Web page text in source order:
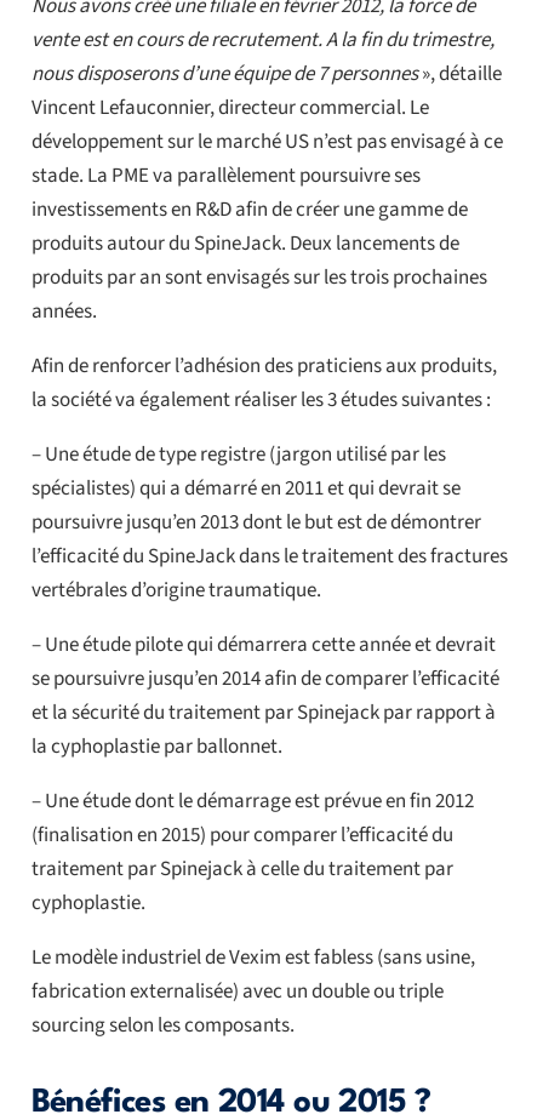
vente est en cours de recrutement. A la fin du trimestre,
nous disposerons d’une équipe de 7 personnes», détaille
Vincent Lefauconnier, directeur commercial. Le
développement sur le marché US n’est pas envisagé à ce
stade. La PME va parallèlement poursuivre ses
investissements en R&D afin de créer une gamme de
produits autour du SpineJack. Deux lancements de
produits par an sont envisagés sur les trois prochaines
années.
Afin de renforcer l’adhésion des praticiens aux produits,
la société va également réaliser les 3 études suivantes :
– Une étude de type registre (jargon utilisé par les
spécialistes) qui a démarré en 2011 et qui devrait se
poursuivre jusqu’en 2013 dont le but est de démontrer
l’efficacité du SpineJack dans le traitement des fractures
vertébrales d’origine traumatique.
– Une étude pilote qui démarrera cette année et devrait
se poursuivre jusqu’en 2014 afin de comparer l’efficacité
et la sécurité du traitement par Spinejack par rapport à
la cyphoplastie par ballonnet.
– Une étude dont le démarrage est prévue en fin 2012
(finalisation en 2015) pour comparer l’efficacité du
traitement par Spinejack à celle du traitement par
cyphoplastie.
Le modèle industriel de Vexim est fabless (sans usine,
fabrication externalisée) avec un double ou triple
sourcing selon les composants.
Bénéfices en 2014 ou 2015 ?